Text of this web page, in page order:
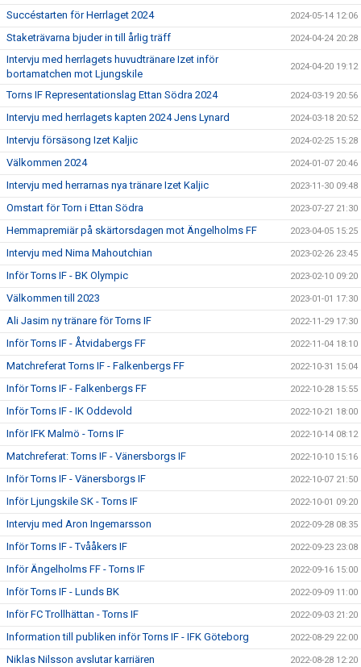
Succéstarten för Herrlaget 2024 2024-05-14 12:06
Staketrävarna bjuder in till årlig träff 2024-04-24 20:28
Intervju med herrlagets huvudtränare Izet inför
bortamatchen mot Ljungskile
2024-04-20 19:12
Torns IF Representationslag Ettan Södra 2024 2024-03-19 20:56
Intervju med herrlagets kapten 2024 Jens Lynard 2024-03-18 20:52
Intervju försäsong Izet Kaljic 2024-02-25 15:28
Välkommen 2024 2024-01-07 20:46
Intervju med herrarnas nya tränare Izet Kaljic 2023-11-30 09:48
Omstart för Torn i Ettan Södra 2023-07-27 21:30
Hemmapremiär på skärtorsdagen mot Ängelholms FF 2023-04-05 15:25
Intervju med Nima Mahoutchian 2023-02-26 23:45
Inför Torns IF - BK Olympic 2023-02-10 09:20
Välkommen till 2023 2023-01-01 17:30
Ali Jasim ny tränare för Torns IF 2022-11-29 17:30
Inför Torns IF - Åtvidabergs FF 2022-11-04 18:10
Matchreferat Torns IF - Falkenbergs FF 2022-10-31 15:04
Inför Torns IF - Falkenbergs FF 2022-10-28 15:55
Inför Torns IF - IK Oddevold 2022-10-21 18:00
Inför IFK Malmö - Torns IF 2022-10-14 08:12
Matchreferat: Torns IF - Vänersborgs IF 2022-10-10 15:16
Inför Torns IF - Vänersborgs IF 2022-10-07 21:50
Inför Ljungskile SK - Torns IF 2022-10-01 09:20
Intervju med Aron Ingemarsson 2022-09-28 08:35
Inför Torns IF - Tvååkers IF 2022-09-23 23:08
Inför Ängelholms FF - Torns IF 2022-09-16 15:00
Inför Torns IF - Lunds BK 2022-09-09 11:00
Inför FC Trollhättan - Torns IF 2022-09-03 21:20
Information till publiken inför Torns IF - IFK Göteborg 2022-08-29 22:00
Niklas Nilsson avslutar karriären 2022-08-28 12:20